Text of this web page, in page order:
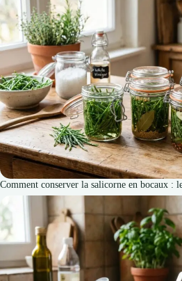
Comment conserver la salicorne en bocaux :